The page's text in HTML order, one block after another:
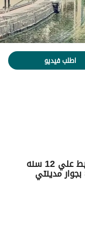
اطلب فيديو
رهن عقاري
للبيع شقه بمقدم 400 الف + بالتقسيط علي 12 سنه
خصم للكاش 50% في سراي SARAI بجوار مدينتي